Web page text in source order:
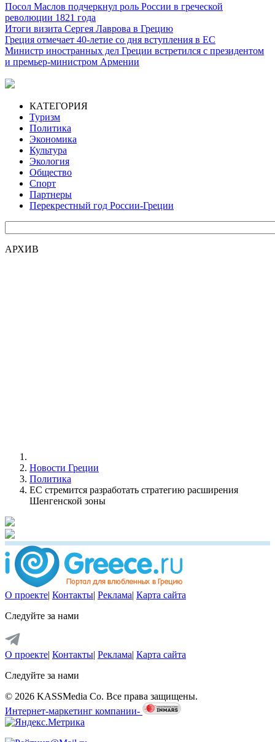
Посол Маслов подчеркнул роль России в греческой
революции 1821 года
Итоги визита Сергея Лаврова в Грецию
Греция отмечает 40-летие со дня вступления в ЕС
Министр иностранных дел Греции встретился с президентом
и премьер-министром Армении
КАТЕГОРИЯ
Туризм
Политика
Экономика
Культура
Экология
Общество
Спорт
Партнеры
Перекрестный год России-Греции
АРХИВ
Новости Греции
Политика
ЕС стремится разработать стратегию расширения
Шенгенской зоны
О проекте| Контакты| Реклама| Карта сайта
Следуйте за нами
О проекте| Контакты| Реклама| Карта сайта
Следуйте за нами
© 2026 KASSMedia Co. Все права защищены.
Интернет-маркетинг компании-